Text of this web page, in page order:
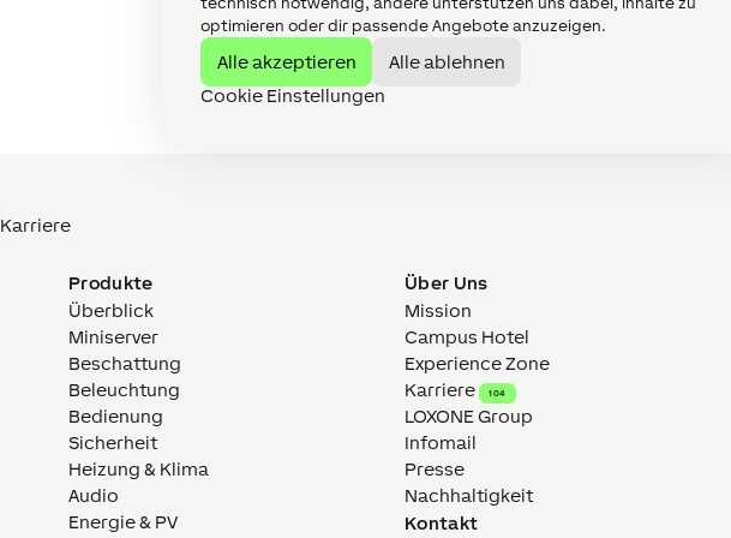
optimieren oder dir passende Angebote anzuzeigen.
Alle akzeptieren
Alle ablehnen
Cookie Einstellungen
Karriere
Produkte
Überblick
Miniserver
Beschattung
Beleuchtung
Bedienung
Sicherheit
Heizung & Klima
Audio
Energie & PV
Über Uns
Mission
Campus Hotel
Experience Zone
Karriere
104
LOXONE Group
Infomail
Presse
Nachhaltigkeit
Kontakt